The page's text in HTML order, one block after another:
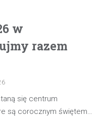
w
razem
się centrum
są corocznym świętem…